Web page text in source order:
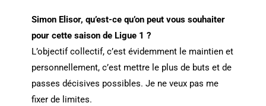
Simon Elisor, qu’est-ce qu’on peut vous souhaiter
pour cette saison de Ligue 1 ?
L’objectif collectif, c’est évidemment le maintien et
personnellement, c’est mettre le plus de buts et de
passes décisives possibles. Je ne veux pas me
fixer de limites.